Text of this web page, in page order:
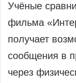
Учёные
фильма
получает
сообщения в
через